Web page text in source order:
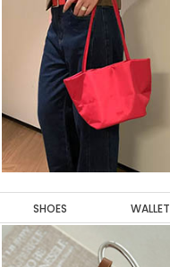
SHOES WALLET